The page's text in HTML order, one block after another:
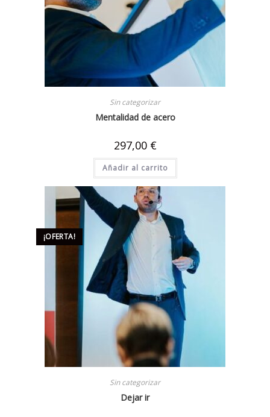
Sin categorizar
Mentalidad de acero
297,00 €
Añadir al carrito
¡OFERTA!
Sin categorizar
Dejar ir